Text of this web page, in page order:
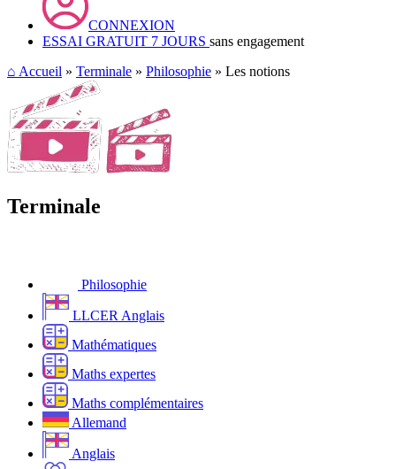
CONNEXION
ESSAI GRATUIT 7 JOURS sans engagement
⌂ Accueil » Terminale » Philosophie » Les notions
Terminale
Philosophie
LLCER Anglais
Mathématiques
Maths expertes
Maths complémentaires
Allemand
Anglais